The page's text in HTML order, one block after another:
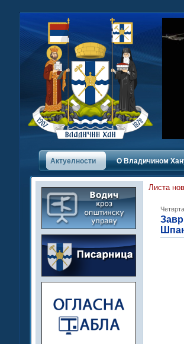
Актуелности О Владичинoм
Листа